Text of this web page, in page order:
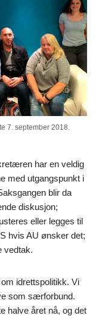
7. september 2018.
har en veldig
med utgangspunkt i
blir da
diskusjon;
eller legges til
hvis AU ønsker det;
vedtak.
idrettspolitikk. Vi
som særforbund.
halve året nå, og det